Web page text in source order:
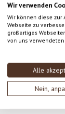
Wir verwenden
Wir können diese zur
Webseite zu
großartiges
von uns
Alle
Nein,
Teile deine
SCHREIBE
Sortiert nach